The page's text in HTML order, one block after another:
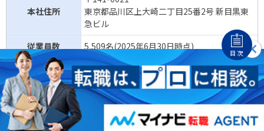
本社住所
東京都品川区上大崎二丁目25番2号 新目黒東
急ビル
従業員数
5,509名(2025年6月30日時点)
店舗数
2,041店舗 (うちライセンス店舗187店舗)
福利厚生等
【保険】
健康保険、等
福利厚生】
パートナードリンク、パートナー割引、パー
目次